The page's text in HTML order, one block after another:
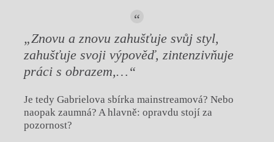
„Znovu a znovu zahušťuje svůj styl,
zahušťuje svoji výpověď, zintenzivňuje
práci s obrazem,…“
Je tedy Gabrielova sbírka mainstreamová? Nebo
naopak zaumná? A hlavně: opravdu stojí za
pozornost?